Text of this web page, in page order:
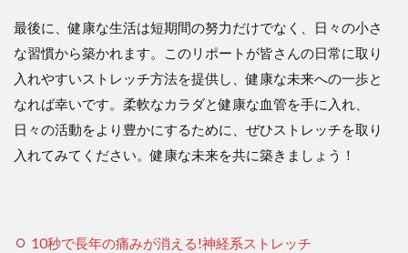
最後に、健康な生活は短期間の努力だけでなく、日々の小さ
な習慣から築かれます。このリポートが皆さんの日常に取り
入れやすいストレッチ方法を提供し、健康な未来への一歩と
なれば幸いです。柔軟なカラダと健康な血管を手に入れ、
日々の活動をより豊かにするために、ぜひストレッチを取り
入れてみてください。健康な未来を共に築きましょう！
10秒で長年の痛みが消える!神経系ストレッチ